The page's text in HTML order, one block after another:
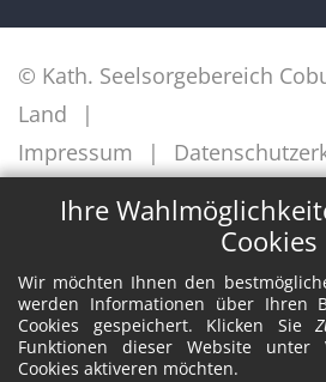
Ihre
Cookies
Wir möchten Ihnen den
werden Informationen über Ihren
Cookies gespeichert. Klicken Sie
Funktionen dieser Website unter
Cookies aktiveren möchten.
© Kath. Seelsorgebereich
Land
Impressum